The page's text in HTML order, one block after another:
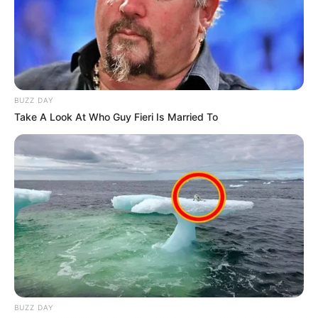
ΟΛΑ ΟΣΑ ΑΚΟΛΟΥΘΗΣΟΥΝ ΣΕ ΑΥΤΟ ΤΟ ΑΡΘΡΟ.
ΕΙΔΗΣΕΙΣ ΠΟΥ ΘΑ ΣΑΣ ΠΡΟΕΤΟΙΜΑΣΟΥΝ ΓΙΑ ΤΟ ΤΙ ΘΑ
ΓΙΝΕΙ ΚΑΙ ΣΤΟ ΜΕΛΛΟΝ. ΓΙΝΕΤΑΙ ΟΛΙΚΗ ΕΚΚΑΘΑΡΙΣΗ.
BUZZ DAY
Take A Look At Who Guy Fieri Is Married To
BUZZ DAY